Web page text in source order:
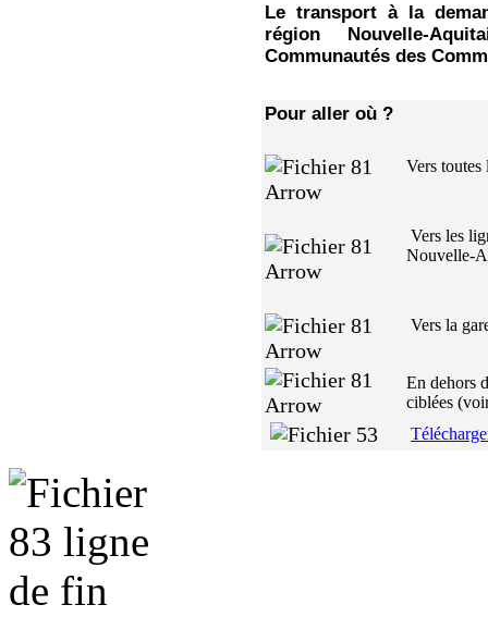
Le transport à la
région Nouvelle-
Communautés des
Pour aller où ?
Vers toutes
Vers les
Nouvelle-
Vers la
En dehors
ciblées